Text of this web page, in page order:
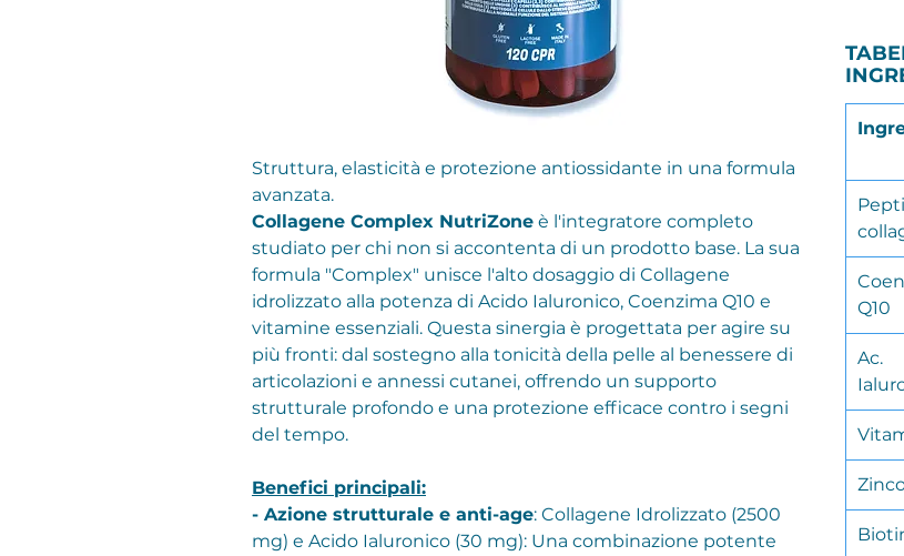
Struttura, elasticità e protezione antiossidante in una formula
avanzata.
Collagene Complex NutriZone è l'integratore completo
studiato per chi non si accontenta di un prodotto base. La sua
formula "Complex" unisce l'alto dosaggio di Collagene
idrolizzato alla potenza di Acido Ialuronico, Coenzima Q10 e
vitamine essenziali. Questa sinergia è progettata per agire su
più fronti: dal sostegno alla tonicità della pelle al benessere di
articolazioni e annessi cutanei, offrendo un supporto
strutturale profondo e una protezione efficace contro i segni
del tempo.
Benefici principali:
- Azione strutturale e anti-age: Collagene Idrolizzato (2500
mg) e Acido Ialuronico (30 mg): Una combinazione potente
Q10
Ac.